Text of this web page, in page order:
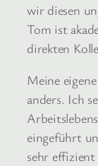
wir diesen
Tom ist
direkten
Meine
anders. Ich
eingeführt
sehr effizient